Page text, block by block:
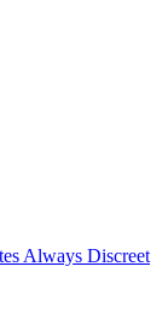
Always Discreet